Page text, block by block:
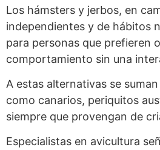
Los hámsters y jerbos, en
independientes y de hábitos
para personas que prefieren
comportamiento sin una
A estas alternativas se
como canarios, periquitos
siempre que provengan de
Especialistas en avicultura